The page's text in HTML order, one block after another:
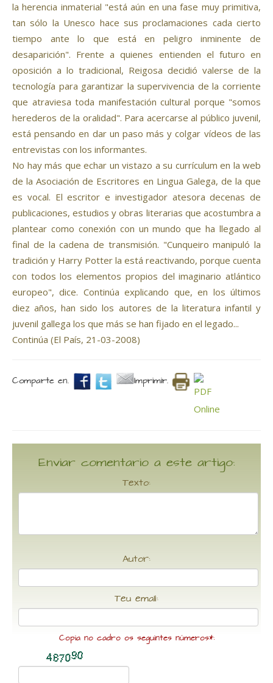
la herencia inmaterial "está aún en una fase muy primitiva,
tan sólo la Unesco hace sus proclamaciones cada cierto
tiempo ante lo que está en peligro inminente de
desaparición". Frente a quienes entienden el futuro en
oposición a lo tradicional, Reigosa decidió valerse de la
tecnología para garantizar la supervivencia de la corriente
que atraviesa toda manifestación cultural porque "somos
herederos de la oralidad". Para acercarse al público juvenil,
está pensando en dar un paso más y colgar vídeos de las
entrevistas con los informantes.
No hay más que echar un vistazo a su currículum en la web
de la Asociación de Escritores en Lingua Galega, de la que
es vocal. El escritor e investigador atesora decenas de
publicaciones, estudios y obras literarias que acostumbra a
plantear como conexión con un mundo que ha llegado al
final de la cadena de transmisión. "Cunqueiro manipuló la
tradición y Harry Potter la está reactivando, porque cuenta
con todos los elementos propios del imaginario atlántico
europeo", dice. Continúa explicando que, en los últimos
diez años, han sido los autores de la literatura infantil y
juvenil gallega los que más se han fijado en el legado...
Continúa (El País, 21-03-2008)
Comparte en. Imprimir.
Enviar comentario a este artigo:
Texto:
Autor:
Teu email:
Copia no cadro os seguintes números*: